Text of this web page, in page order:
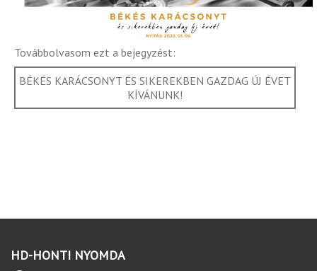
Továbbolvasom ezt a bejegyzést:
BÉKÉS KARÁCSONYT ÉS SIKEREKBEN GAZDAG ÚJ ÉVET
KÍVÁNUNK!
HD-HONTI NYOMDA